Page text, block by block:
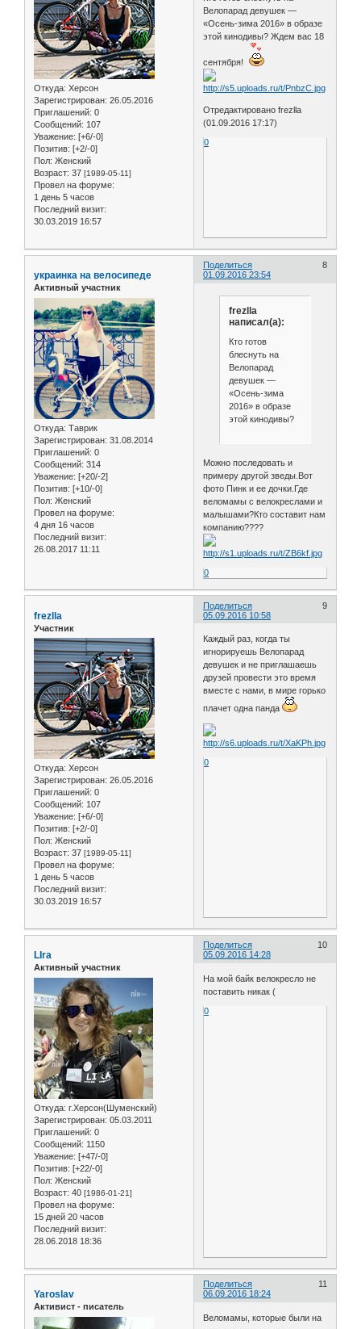
Откуда: Херсон
Зарегистрирован: 26.05.2016
Приглашений: 0
Сообщений: 107
Уважение: [+6/-0]
Позитив: [+2/-0]
Пол: Женский
Возраст: 37 [1989-05-11]
Провел на форуме:
1 день 5 часов
Последний визит:
30.03.2019 16:57
Велопарад девушек —
«Осень-зима 2016» в образе
этой кинодивы? Ждем вас 18
сентября!
Отредактировано frezlla
(01.09.2016 17:17)
0
Поделиться
8
01.09.2016 23:54
украинка на велосипеде
Активный участник
Откуда: Таврик
Зарегистрирован: 31.08.2014
Приглашений: 0
Сообщений: 314
Уважение: [+20/-2]
Позитив: [+10/-0]
Пол: Женский
Провел на форуме:
4 дня 16 часов
Последний визит:
26.08.2017 11:11
frezlla
написал(а):
Кто готов
блеснуть на
Велопарад
девушек —
«Осень-зима
2016» в образе
этой кинодивы?
Можно последовать и
примеру другой зведы.Вот
фото Пинк и ее дочки.Где
веломамы с велокреслами и
малышами?Кто составит нам
компанию????
0
Поделиться
9
05.09.2016 10:58
frezlla
Участник
Откуда: Херсон
Зарегистрирован: 26.05.2016
Приглашений: 0
Сообщений: 107
Уважение: [+6/-0]
Позитив: [+2/-0]
Пол: Женский
Возраст: 37 [1989-05-11]
Провел на форуме:
1 день 5 часов
Последний визит:
30.03.2019 16:57
Каждый раз, когда ты
игнорируешь Велопарад
девушек и не приглашаешь
друзей провести это время
вместе с нами, в мире горько
плачет одна панда
0
Поделиться
10
05.09.2016 14:28
LIra
Активный участник
Откуда: г.Херсон(Шуменский)
Зарегистрирован: 05.03.2011
Приглашений: 0
Сообщений: 1150
Уважение: [+47/-0]
Позитив: [+22/-0]
Пол: Женский
Возраст: 40 [1986-01-21]
Провел на форуме:
15 дней 20 часов
Последний визит:
28.06.2018 18:36
На мой байк велокресло не
поставить никак (
0
Поделиться
11
06.09.2016 18:24
Yaroslav
Активист - писатель
Веломамы, которые были на